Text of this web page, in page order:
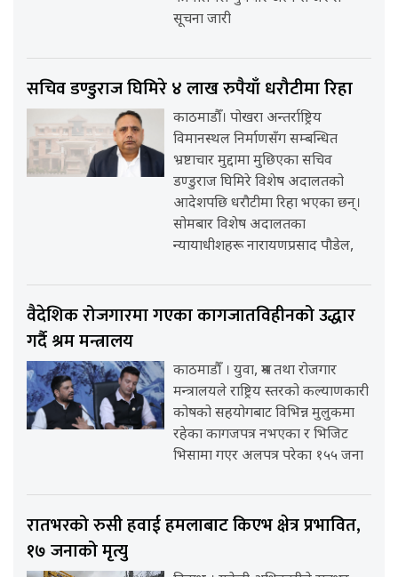
सूचना जारी
सचिव डण्डुराज घिमिरे ४ लाख रुपैयाँ धरौटीमा रिहा
काठमाडौँ। पोखरा अन्तर्राष्ट्रिय
विमानस्थल निर्माणसँग सम्बन्धित
भ्रष्टाचार मुद्दामा मुछिएका सचिव
डण्डुराज घिमिरे विशेष अदालतको
आदेशपछि धरौटीमा रिहा भएका छन्।
सोमबार विशेष अदालतका
न्यायाधीशहरू नारायणप्रसाद पौडेल,
वैदेशिक रोजगारमा गएका कागजातविहीनको उद्धार
गर्दै श्रम मन्त्रालय
काठमाडौँ । युवा, श्रम तथा रोजगार
मन्त्रालयले राष्ट्रिय स्तरको कल्याणकारी
कोषको सहयोगबाट विभिन्न मुलुकमा
रहेका कागजपत्र नभएका र भिजिट
भिसामा गएर अलपत्र परेका १५५ जना
रातभरको रुसी हवाई हमलाबाट किएभ क्षेत्र प्रभावित,
१७ जनाको मृत्यु